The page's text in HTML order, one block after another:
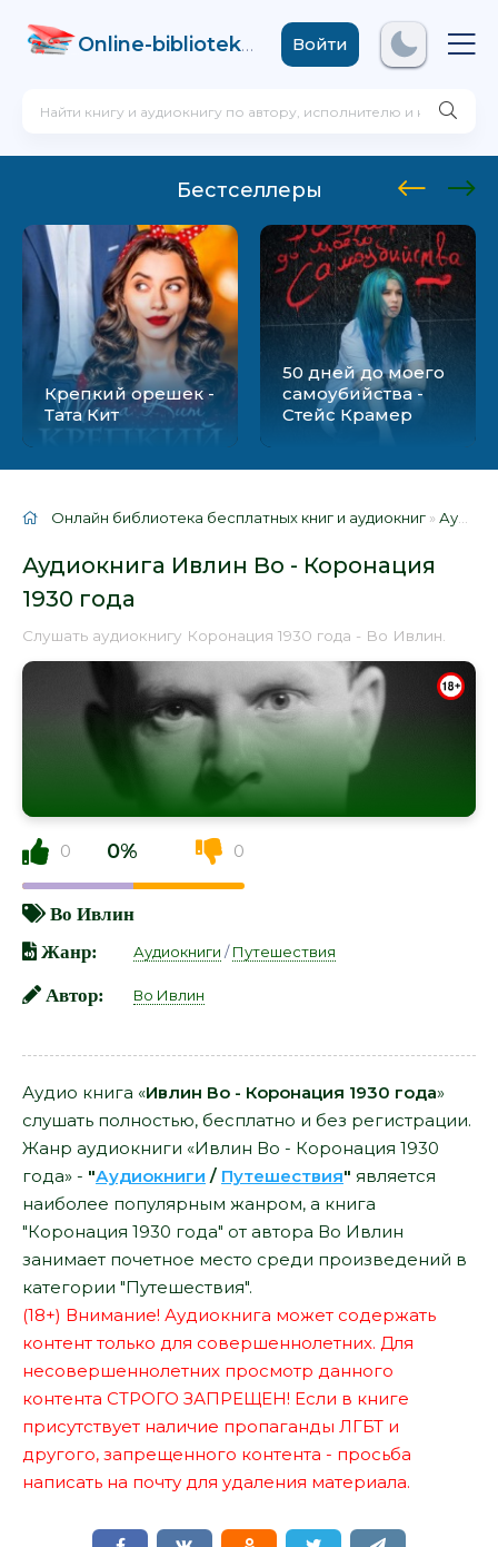
Online-biblioteka .comВойти
Бестселлеры
Крепкий орешек -
Тата Кит
50 дней до моего
самоубийства -
Стейс Крамер
Онлайн библиотека бесплатных книг и аудиокниг »Аудиокниги
Аудиокнига Ивлин Во - Коронация
1930 года
Слушать аудиокнигу Коронация 1930 года - Во Ивлин.
0 0% 0
Во Ивлин
Жанр:
Аудиокниги /Путешествия
Автор: Во Ивлин
Аудио книга «Ивлин Во - Коронация 1930 года»
слушать полностью, бесплатно и без регистрации.
Жанр аудиокниги «Ивлин Во - Коронация 1930
года» - "Аудиокниги / Путешествия" является
наиболее популярным жанром, а книга
"Коронация 1930 года" от автора Во Ивлин
занимает почетное место среди произведений в
категории "Путешествия".
(18+) Внимание! Аудиокнига может содержать
контент только для совершеннолетних. Для
несовершеннолетних просмотр данного
контента СТРОГО ЗАПРЕЩЕН! Если в книге
присутствует наличие пропаганды ЛГБТ и
другого, запрещенного контента - просьба
написать на почту для удаления материала.